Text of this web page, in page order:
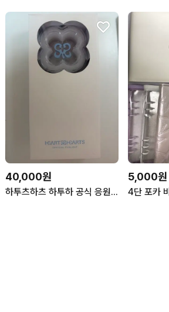
40,000원
하투츠하츠 하투하 공식 응원봉 하츄봉 팬라이트
5,000원